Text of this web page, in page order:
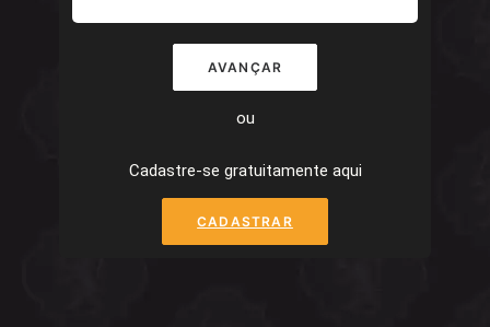
AVANÇAR
ou
Cadastre-se gratuitamente aqui
CADASTRAR